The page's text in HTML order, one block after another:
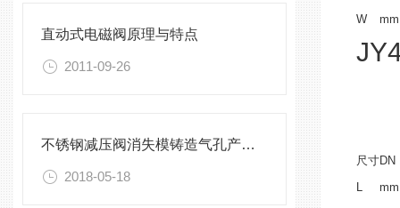
直动式电磁阀原理与特点
2011-09-26
不锈钢减压阀消失模铸造气孔产生解决方法
2018-05-18
W
mm
尺寸DN
L
mm